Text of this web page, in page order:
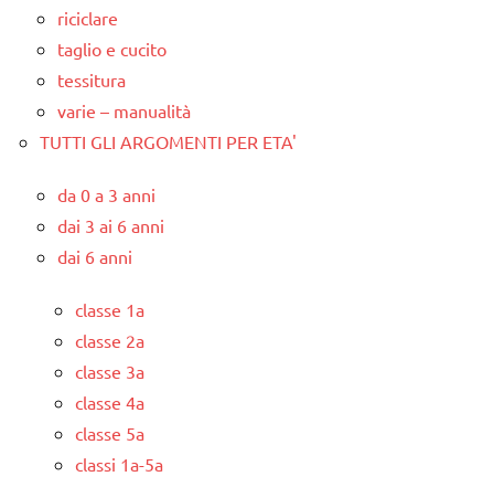
riciclare
taglio e cucito
tessitura
varie – manualità
TUTTI GLI ARGOMENTI PER ETA'
da 0 a 3 anni
dai 3 ai 6 anni
dai 6 anni
classe 1a
classe 2a
classe 3a
classe 4a
classe 5a
classi 1a-5a